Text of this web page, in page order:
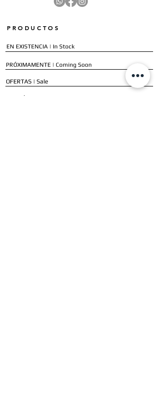
PRODUCTOS
EN EXISTENCIA | In Stock
PRÓXIMAMENTE | Coming Soon
OFERTAS | Sale